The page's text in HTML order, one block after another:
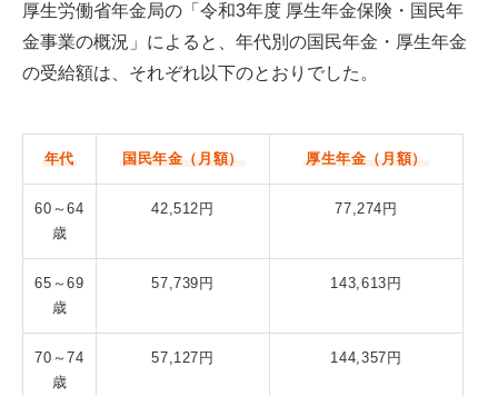
厚生労働省年金局の「令和3年度 厚生年金保険・国民年
金事業の概況」によると、年代別の国民年金・厚生年金
の受給額は、それぞれ以下のとおりでした。
年代 国民年金（月額） 厚生年金（月額）
60～64
歳
42,512円 77,274円
65～69
歳
57,739円 143,613円
70～74
歳
57,127円 144,357円